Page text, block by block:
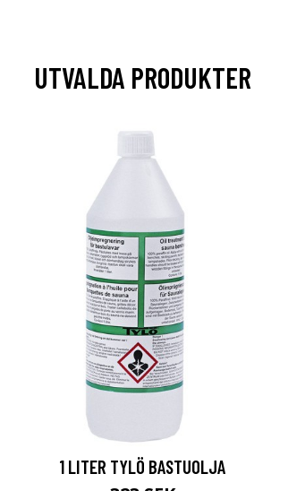
UTVALDA PRODUKTER
1 LITER TYLÖ BASTUOLJA